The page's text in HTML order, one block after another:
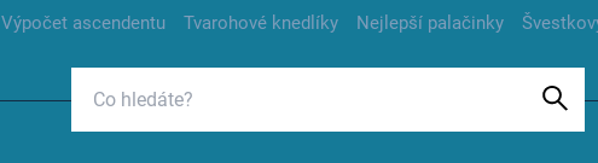
Výpočet ascendentu
Tvarohové knedlíky Nejlepší palačinky